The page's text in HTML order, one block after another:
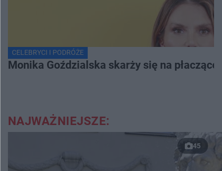
CELEBRYCI I PODRÓŻE
Monika Goździalska skarży się na
NAJWAŻNIEJSZE:
45